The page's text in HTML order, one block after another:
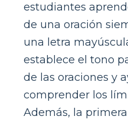
estudiantes
de una oración
una letra
establece el tono
de las oraciones y
comprender los
Además, la